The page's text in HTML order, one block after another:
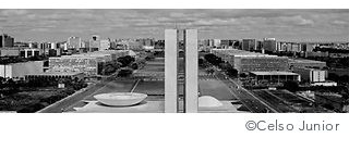
©️Celso Junior